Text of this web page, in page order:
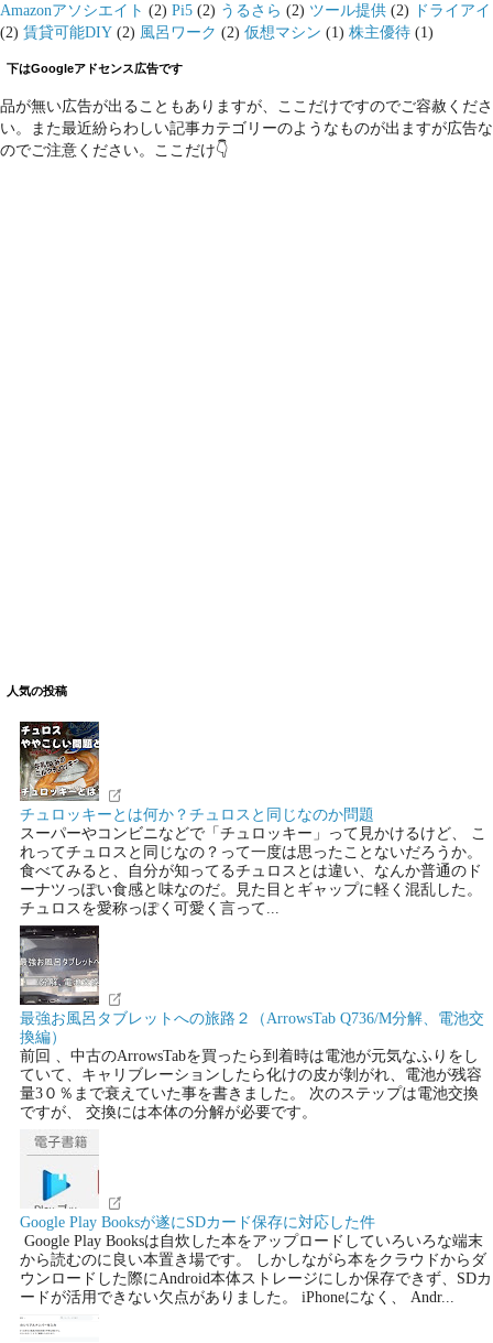
Amazonアソシエイト (2) Pi5 (2) うるさら (2) ツール提供 (2)
ドライアイ
(2) 賃貸可能DIY (2) 風呂ワーク (2) 仮想マシン (1) 株主優待 (1)
下はGoogleアドセンス広告です
品が無い広告が出ることもありますが、ここだけですのでご容赦くださ
い。また最近紛らわしい記事カテゴリーのようなものが出ますが広告な
のでご注意ください。ここだけ👇
人気の投稿
チュロッキーとは何か？チュロスと同じなのか問題
スーパーやコンビニなどで「チュロッキー」って見かけるけど、 こ
れってチュロスと同じなの？って一度は思ったことないだろうか。
食べてみると、自分が知ってるチュロスとは違い、なんか普通のド
ーナツっぽい食感と味なのだ。見た目とギャップに軽く混乱した。
チュロスを愛称っぽく可愛く言って...
最強お風呂タブレットへの旅路２（ArrowsTab Q736/M分解、電池交
換編）
前回 、中古のArrowsTabを買ったら到着時は電池が元気なふりをし
ていて、キャリブレーションしたら化けの皮が剝がれ、電池が残容
量3０％まで衰えていた事を書きました。 次のステップは電池交換
ですが、 交換には本体の分解が必要です。
Google Play Booksが遂にSDカード保存に対応した件
Google Play Booksは自炊した本をアップロードしていろいろな端末
から読むのに良い本置き場です。 しかしながら本をクラウドからダ
ウンロードした際にAndroid本体ストレージにしか保存できず、SDカ
ードが活用できない欠点がありました。 iPhoneになく、 Andr...